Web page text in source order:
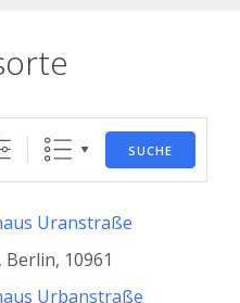
SUCHE
Uranstraße
10961
Urbanstraße